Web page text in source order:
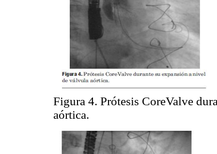
Figura 4. Prótesis CoreValve
aórtica.